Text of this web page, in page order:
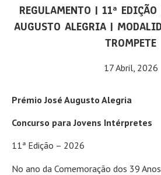
REGULAMENTO | 11ª
AUGUSTO ALEGRIA |
TROMPETE
17 Abril, 2026
Prémio José Augusto Alegria
Concurso para Jovens Intérpretes
11ª Edição – 2026
No ano da Comemoração dos 39